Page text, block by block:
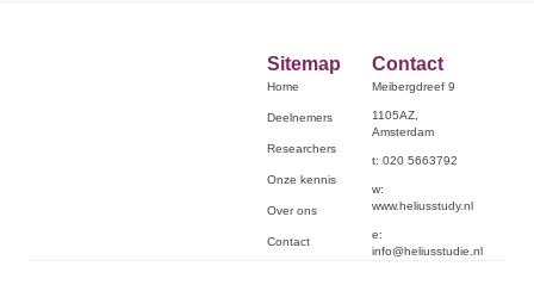
Sitemap
Home
Deelnemers
Researchers
Onze kennis
Over ons
Contact
Contact
Meibergdreef 9
1105AZ,
Amsterdam
t: 020 5663792
w:
www.heliusstudy.nl
e:
info@heliusstudie.nl